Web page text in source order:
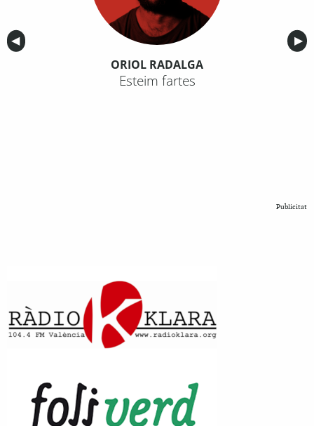
Anterior
◀︎ ▶︎
ORIOL RADALGA
Esteim fartes
Publicitat